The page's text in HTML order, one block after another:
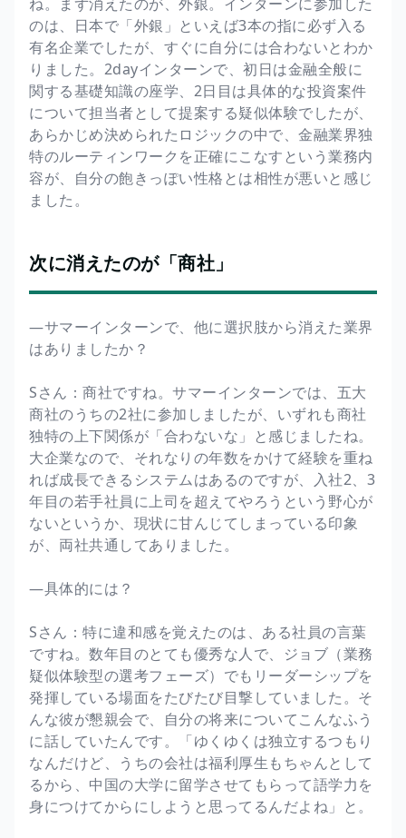
のは、日本で「外銀」といえば3本の指に必ず入る
有名企業でしたが、すぐに自分には合わないとわか
りました。2dayインターンで、初日は金融全般に
関する基礎知識の座学、2日目は具体的な投資案件
について担当者として提案する疑似体験でしたが、
あらかじめ決められたロジックの中で、金融業界独
特のルーティンワークを正確にこなすという業務内
容が、自分の飽きっぽい性格とは相性が悪いと感じ
ました。
次に消えたのが「商社」
―サマーインターンで、他に選択肢から消えた業界
はありましたか？
Sさん：商社ですね。サマーインターンでは、五大
商社のうちの2社に参加しましたが、いずれも商社
独特の上下関係が「合わないな」と感じましたね。
大企業なので、それなりの年数をかけて経験を重ね
れば成長できるシステムはあるのですが、入社2、3
年目の若手社員に上司を超えてやろうという野心が
ないというか、現状に甘んじてしまっている印象
が、両社共通してありました。
―具体的には？
Sさん：特に違和感を覚えたのは、ある社員の言葉
ですね。数年目のとても優秀な人で、ジョブ（業務
疑似体験型の選考フェーズ）でもリーダーシップを
発揮している場面をたびたび目撃していました。そ
んな彼が懇親会で、自分の将来についてこんなふう
に話していたんです。「ゆくゆくは独立するつもり
なんだけど、うちの会社は福利厚生もちゃんとして
るから、中国の大学に留学させてもらって語学力を
身につけてからにしようと思ってるんだよね」と。